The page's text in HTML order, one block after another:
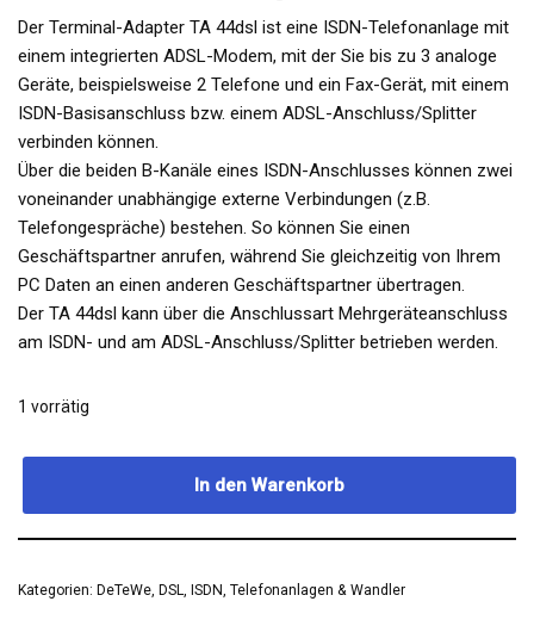
Der Terminal-Adapter TA 44dsl ist eine ISDN-Telefonanlage mit
einem integrierten ADSL-Modem, mit der Sie bis zu 3 analoge
Geräte, beispielsweise 2 Telefone und ein Fax-Gerät, mit einem
ISDN-Basisanschluss bzw. einem ADSL-Anschluss/Splitter
verbinden können.
Über die beiden B-Kanäle eines ISDN-Anschlusses können zwei
voneinander unabhängige externe Verbindungen (z.B.
Telefongespräche) bestehen. So können Sie einen
Geschäftspartner anrufen, während Sie gleichzeitig von Ihrem
PC Daten an einen anderen Geschäftspartner übertragen.
Der TA 44dsl kann über die Anschlussart Mehrgeräteanschluss
am ISDN- und am ADSL-Anschluss/Splitter betrieben werden.
1 vorrätig
In den Warenkorb
Kategorien: DeTeWe, DSL, ISDN, Telefonanlagen & Wandler